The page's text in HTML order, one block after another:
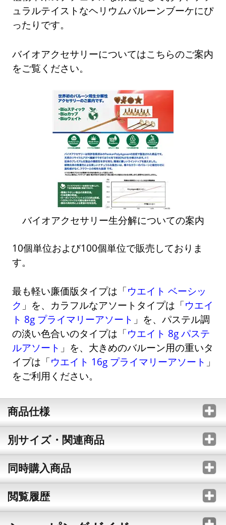
ュラルテイストなヘリウムバルーンブーケにぴ
ったりです。
バイオアクセサリーについてはこちらのご案内
をご覧ください。
バイオアクセサリー生分解についての案内
10個単位および100個単位で販売しておりま
す。
最も軽い廉価版タイプは「ウエイト ベーシッ
ク 」を、カラフルなアソートタイプは「ウエイ
ト 8g プライマリーアソート 」を、パステル調
の淡い色合いのタイプは「ウエイト 8g パステ
ルアソート 」を、大きめのバルーン用の重いタ
イプは「ウエイト 16g プライマリーアソート 」
をご利用ください。
商品仕様
別サイズ・関連商品
同時購入商品
閲覧履歴